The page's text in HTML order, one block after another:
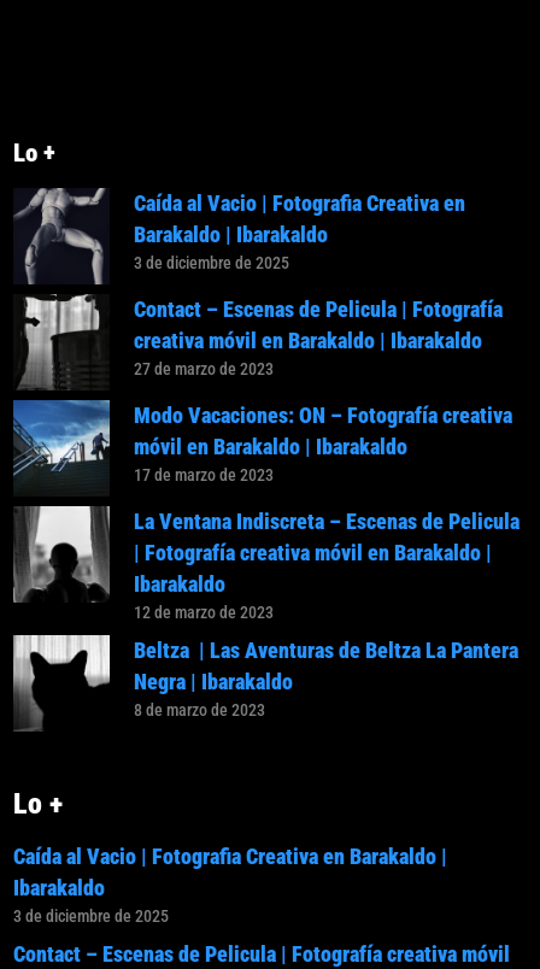
Lo +
Caída al Vacio | Fotografia Creativa en
Barakaldo | Ibarakaldo
3 de diciembre de 2025
Contact – Escenas de Pelicula | Fotografía
creativa móvil en Barakaldo | Ibarakaldo
27 de marzo de 2023
Modo Vacaciones: ON – Fotografía creativa
móvil en Barakaldo | Ibarakaldo
17 de marzo de 2023
La Ventana Indiscreta – Escenas de Pelicula
| Fotografía creativa móvil en Barakaldo |
Ibarakaldo
12 de marzo de 2023
Beltza | Las Aventuras de Beltza La Pantera
Negra | Ibarakaldo
8 de marzo de 2023
Lo +
Caída al Vacio | Fotografia Creativa en Barakaldo |
Ibarakaldo
3 de diciembre de 2025
Contact – Escenas de Pelicula | Fotografía creativa móvil